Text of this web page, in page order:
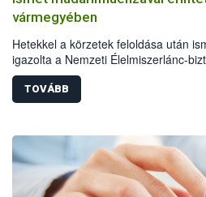
vármegyében
Hetekkel a körzetek feloldása után
igazolta a Nemzeti Élelmiszerlánc-
Kiskun vármegyében. Az
megfigyelési körzeteket, valamint
leölése is.
TOVÁBB